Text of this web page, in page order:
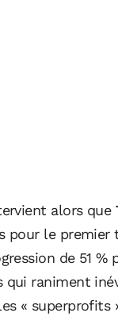
alors que
pour le
de 51
qui raniment
« superprofits